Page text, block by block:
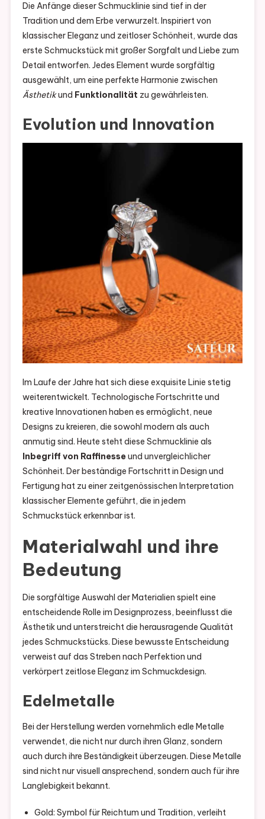
Die Anfänge dieser Schmucklinie sind tief in der
Tradition und dem Erbe verwurzelt. Inspiriert von
klassischer Eleganz und zeitloser Schönheit, wurde das
erste Schmuckstück mit großer Sorgfalt und Liebe zum
Detail entworfen. Jedes Element wurde sorgfältig
ausgewählt, um eine perfekte Harmonie zwischen
Ästhetikund Funktionalität zu gewährleisten.
Evolution und Innovation
Im Laufe der Jahre hat sich diese exquisite Linie stetig
weiterentwickelt. Technologische Fortschritte und
kreative Innovationen haben es ermöglicht, neue
Designs zu kreieren, die sowohl modern als auch
anmutig sind. Heute steht diese Schmucklinie als
Inbegriff von Raffinesseund unvergleichlicher
Schönheit. Der beständige Fortschritt in Design und
Fertigung hat zu einer zeitgenössischen Interpretation
klassischer Elemente geführt, die in jedem
Schmuckstück erkennbar ist.
Materialwahl und ihre
Bedeutung
Die sorgfältige Auswahl der Materialien spielt eine
entscheidende Rolle im Designprozess, beeinflusst die
Ästhetik und unterstreicht die herausragende Qualität
jedes Schmuckstücks. Diese bewusste Entscheidung
verweist auf das Streben nach Perfektion und
verkörpert zeitlose Eleganz im Schmuckdesign.
Edelmetalle
Bei der Herstellung werden vornehmlich edle Metalle
verwendet, die nicht nur durch ihren Glanz, sondern
auch durch ihre Beständigkeit überzeugen. Diese Metalle
sind nicht nur visuell ansprechend, sondern auch für ihre
Langlebigkeit bekannt.
Gold: Symbol für Reichtum und Tradition, verleiht